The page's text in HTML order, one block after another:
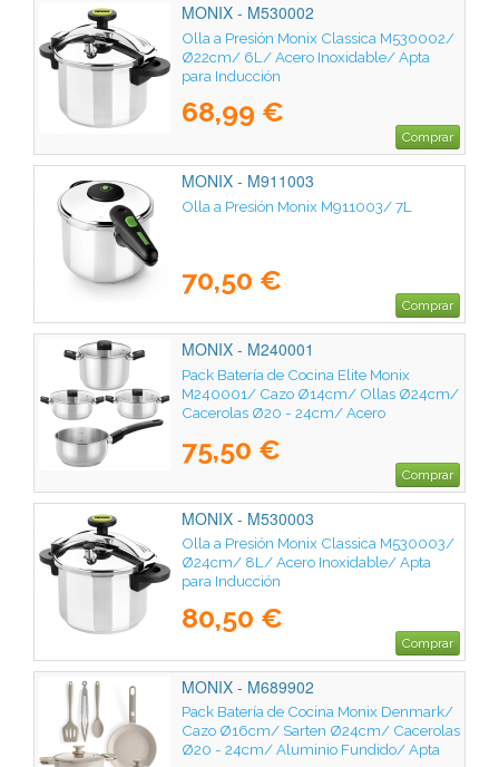
MONIX - M530002
Olla a Presión Monix Classica M530002/
Ø22cm/ 6L/ Acero Inoxidable/ Apta
para Inducción
68,99 €
Comprar
MONIX - M911003
Olla a Presión Monix M911003/ 7L
70,50 €
Comprar
MONIX - M240001
Pack Batería de Cocina Elite Monix
M240001/ Cazo Ø14cm/ Ollas Ø24cm/
Cacerolas Ø20 - 24cm/ Acero
75,50 €
Comprar
MONIX - M530003
Olla a Presión Monix Classica M530003/
Ø24cm/ 8L/ Acero Inoxidable/ Apta
para Inducción
80,50 €
Comprar
MONIX - M689902
Pack Batería de Cocina Monix Denmark/
Cazo Ø16cm/ Sarten Ø24cm/ Cacerolas
Ø20 - 24cm/ Aluminio Fundido/ Apta